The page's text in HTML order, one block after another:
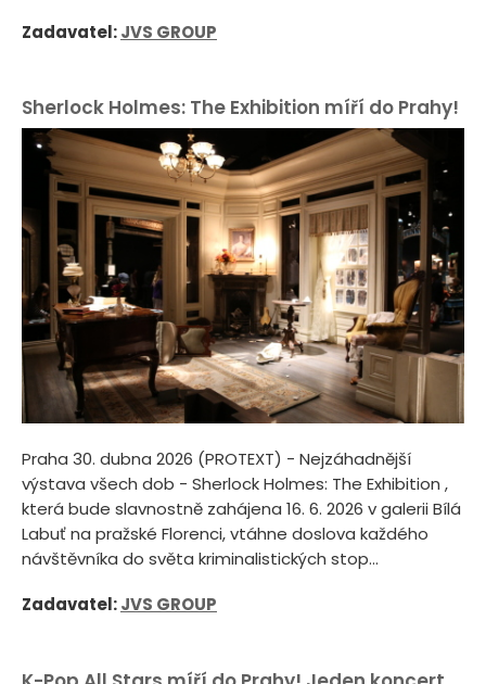
Zadavatel:JVS GROUP
Sherlock Holmes: The Exhibition míří do Prahy!
Praha 30. dubna 2026 (PROTEXT) - Nejzáhadnější
výstava všech dob - Sherlock Holmes: The Exhibition ,
která bude slavnostně zahájena 16. 6. 2026 v galerii Bílá
Labuť na pražské Florenci, vtáhne doslova každého
návštěvníka do světa kriminalistických stop...
Zadavatel:JVS GROUP